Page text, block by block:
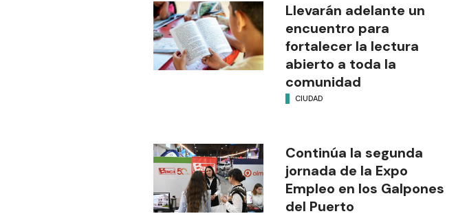
Llevarán adelante un
encuentro para
fortalecer la lectura
abierto a toda la
comunidad
CIUDAD
Continúa la segunda
jornada de la Expo
Empleo en los Galpones
del Puerto